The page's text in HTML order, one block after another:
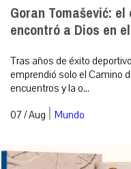
Goran Tomašević:
encontró a Dios en
Tras años de éxito
emprendió solo el Camino
encuentros y la o...
07 / Aug | Mundo